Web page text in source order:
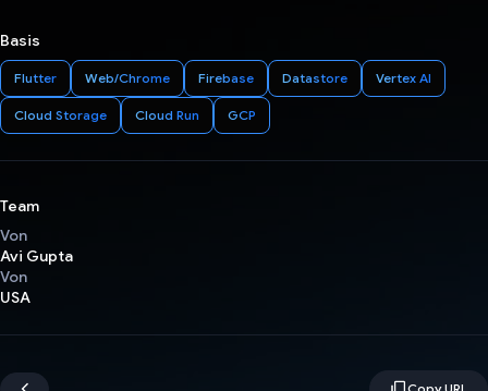
Basis
Flutter Web/Chrome Firebase Datastore Vertex AI
Cloud Storage Cloud Run GCP
Team
Von
Avi Gupta
Von
USA